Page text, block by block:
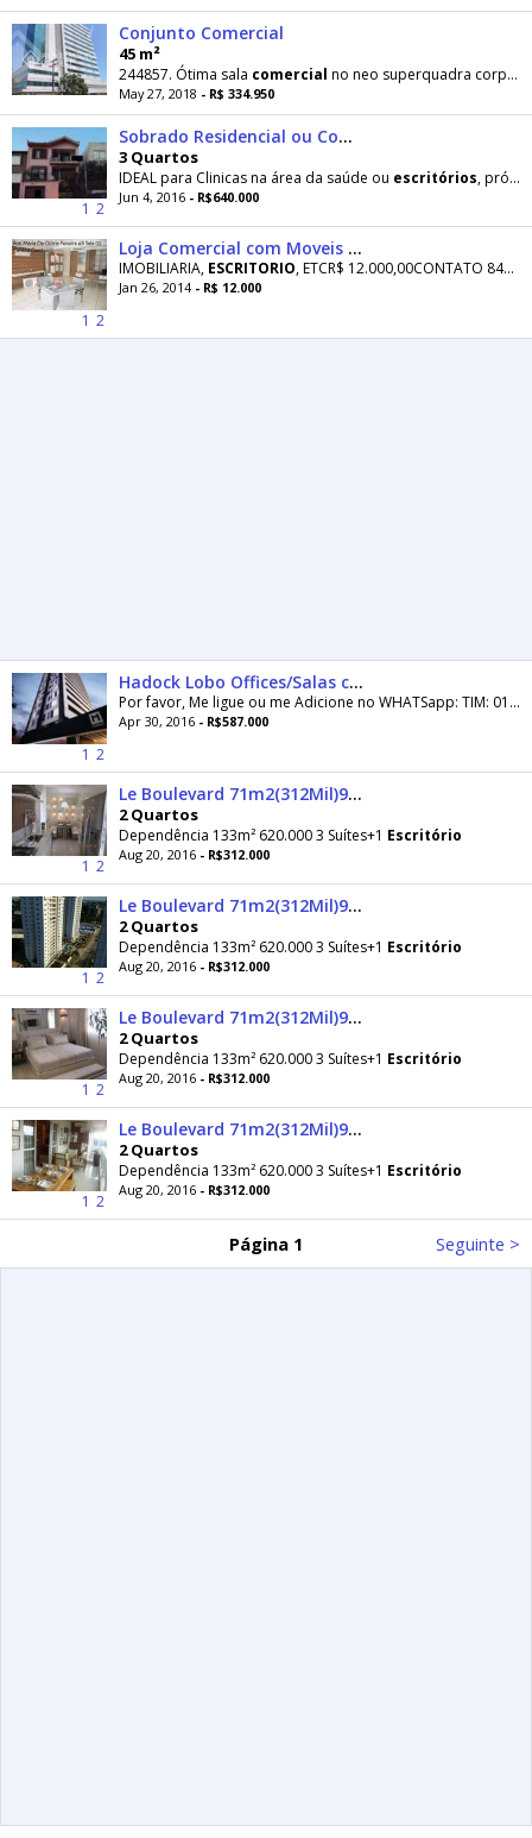
Conjunto Comercial
45 m²
244857. Ótima sala comercial no neo superquadra corporate no bairro
May 27, 2018 - R$ 334.950
1 2
Sobrado Residencial ou Comercial a 200m do Icárdio
3 Quartos
IDEAL para Clinicas na área da saúde ou escritórios, próximo ao Hospital de Caridade.Várias peças
Jun 4, 2016 - R$640.000
1 2
Loja Comercial com Moveis sob Medida em Camboriu
IMOBILIARIA, ESCRITORIO, ETCR$ 12.000,00CONTATO 8480-7729 - MOTIVO DA VENDA MUDANÇA DE ENDEREÇOLocalização
Jan 26, 2014 - R$ 12.000
1 2
Hadock Lobo Offices/Salas comls 40 metros/01 vaga - Vl promocional; veja anúncio e agende
Por favor, Me ligue ou me Adicione no WHATSapp: TIM: 011 97049.4090 ou Ligue no meu VIVO 9.7484-8002 (Fale comigo através do WHATSAPP: É mais...
Apr 30, 2016 - R$587.000
1 2
Le Boulevard 71m2(312Mil)91m2(423Mil)113m2(525Mil)133m2(620Mil)Dom Pedro Coronel Teixeira
2 Quartos
Dependência 133m² 620.000 3 Suítes+1 Escritório
Aug 20, 2016 - R$312.000
1 2
Le Boulevard 71m2(312Mil)91m2(423Mil)113m2(525Mil)133m2(620Mil)Dom Pedro Coronel Teixeira
2 Quartos
Dependência 133m² 620.000 3 Suítes+1 Escritório
Aug 20, 2016 - R$312.000
1 2
Le Boulevard 71m2(312Mil)91m2(423Mil)113m2(525Mil)133m2(620Mil)Dom Pedro Coronel Teixeira
2 Quartos
Dependência 133m² 620.000 3 Suítes+1 Escritório
Aug 20, 2016 - R$312.000
1 2
Le Boulevard 71m2(312Mil)91m2(423Mil)113m2(525Mil)133m2(620Mil)Dom Pedro Coronel Teixeira
2 Quartos
Dependência 133m² 620.000 3 Suítes+1 Escritório
Aug 20, 2016 - R$312.000
Página 1 Seguinte >